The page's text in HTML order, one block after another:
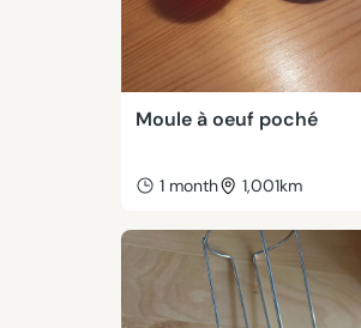
Moule à oeuf poché
1 month 1,001km